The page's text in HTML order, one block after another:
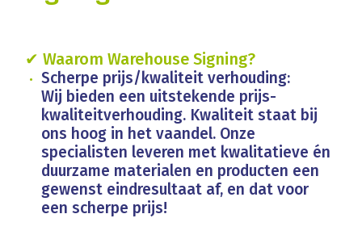
✔ Waarom Warehouse Signing?
Scherpe prijs/kwaliteit verhouding:
Wij bieden een uitstekende prijs-
kwaliteitverhouding. Kwaliteit staat bij
ons hoog in het vaandel. Onze
specialisten leveren met kwalitatieve én
duurzame materialen en producten een
gewenst eindresultaat af, en dat voor
een scherpe prijs!